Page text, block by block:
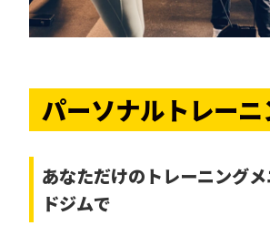
パーソナルトレー
あなただけの トレーニング
ドジムで